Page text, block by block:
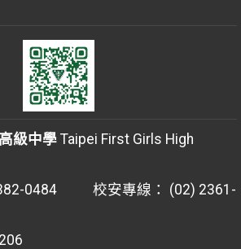
級中學Taipei First Girls High
0484 校安專線： (02) 2361-